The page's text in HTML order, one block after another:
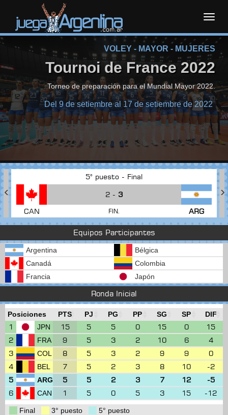
VOLEY - MAYOR - MUJERES
Tournoi de France 2022
Torneo de preparación para el Mundial Mayor 2022.
Del 9 de setiembre al 17 de setiembre de 2022
5° puesto - Final
CAN
2 - 3
FIN. ARG
Equipos Participantes
Argentina
Bélgica
Canadá
Colombia
Francia
Japón
Ronda Inicial
Posiciones PTS PJ PG PP SG SP DIF
1 JPN 15 5 5 0 15 0
15
2
FRA 9 5 3 2 10 6
4
3
COL 8 5 3 2 9 9
0
4
BEL 7 5 2 3 8 10
-2
5
ARG 5 5 2 3 7 12
-5
6
CAN 1 5 0 5 3 15 -12
Final 3° puesto 5° puesto